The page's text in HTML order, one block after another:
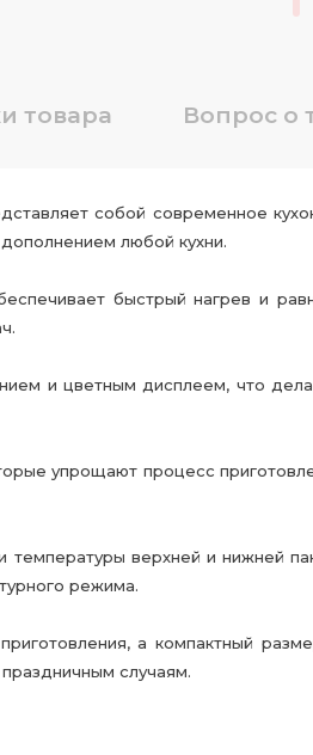
товара Вопрос о
собой современное
любой кухни.
быстрый нагрев и
и цветным дисплеем, что
упрощают процесс
верхней и нижней
режима.
а компактный
случаям.